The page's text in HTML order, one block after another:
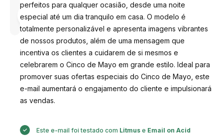
Desenhado
por
perfeitos para qualquer ocasião, desde uma noite
especial até um dia tranquilo em casa. O modelo é
totalmente personalizável e apresenta imagens vibrantes
de nossos produtos, além de uma mensagem que
incentiva os clientes a cuidarem de si mesmos e
celebrarem o Cinco de Mayo em grande estilo. Ideal para
promover suas ofertas especiais do Cinco de Mayo, este
e-mail aumentará o engajamento do cliente e impulsionará
as vendas.
Este e-mail foi testado com Litmuse Email on Acid